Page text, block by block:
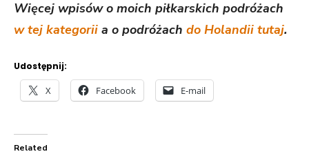
Więcej wpisów o moich piłkarskich podróżach
w tej kategorii a o podróżach do Holandii tutaj.
Udostępnij:
X Facebook E-mail
Related